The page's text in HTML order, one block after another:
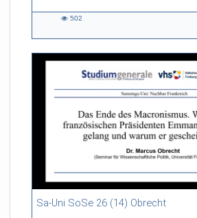
502
Sa-Uni SoSe 26 (14) Obrecht
46:53 duration